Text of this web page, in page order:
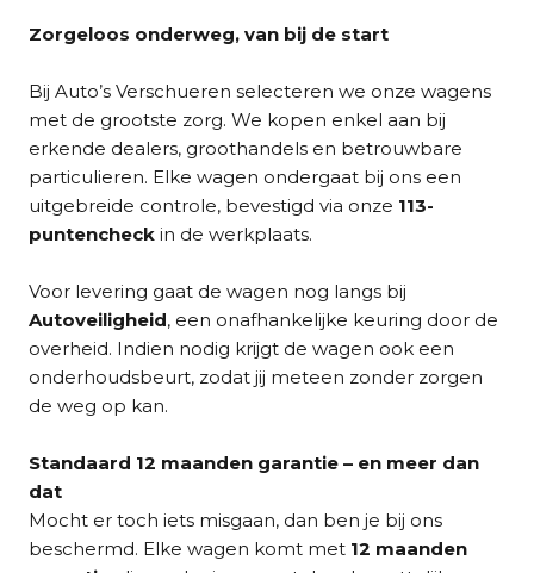
Zorgeloos onderweg, van bij de start
Bij Auto’s Verschueren selecteren we onze wagens
met de grootste zorg. We kopen enkel aan bij
erkende dealers, groothandels en betrouwbare
particulieren. Elke wagen ondergaat bij ons een
uitgebreide controle, bevestigd via onze 113-
puntencheck in de werkplaats.
Voor levering gaat de wagen nog langs bij
Autoveiligheid, een onafhankelijke keuring door de
overheid. Indien nodig krijgt de wagen ook een
onderhoudsbeurt, zodat jij meteen zonder zorgen
de weg op kan.
Standaard 12 maanden garantie – en meer dan
dat
Mocht er toch iets misgaan, dan ben je bij ons
beschermd. Elke wagen komt met 12 maanden